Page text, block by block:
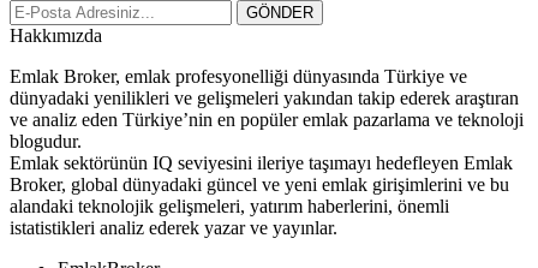
Hakkımızda
Emlak Broker, emlak profesyonelliği dünyasında Türkiye ve
dünyadaki yenilikleri ve gelişmeleri yakından takip ederek araştıran
ve analiz eden Türkiye’nin en popüler emlak pazarlama ve teknoloji
blogudur.
Emlak sektörünün IQ seviyesini ileriye taşımayı hedefleyen Emlak
Broker, global dünyadaki güncel ve yeni emlak girişimlerini ve bu
alandaki teknolojik gelişmeleri, yatırım haberlerini, önemli
istatistikleri analiz ederek yazar ve yayınlar.